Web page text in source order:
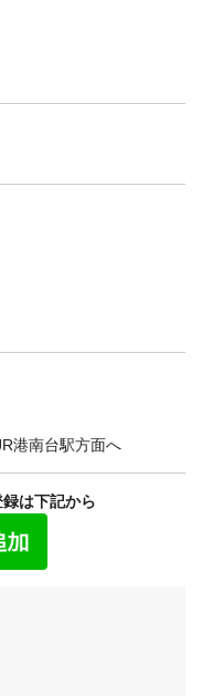
港南台駅方面へ
は下記から